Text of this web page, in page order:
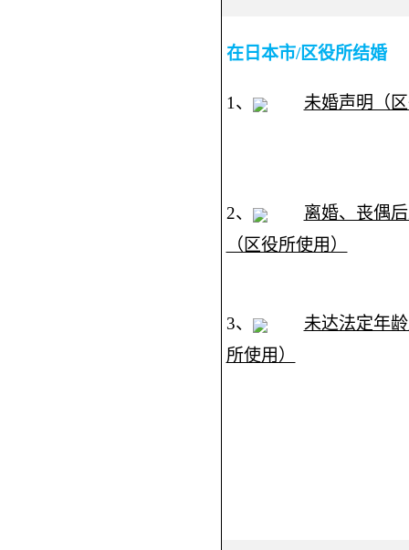
在日本市/区役所结婚
1、 未婚声明（
2、
离婚、丧偶
（区役所使用）
3、
未达法定年
所使用）